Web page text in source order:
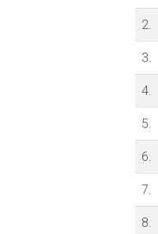
2.
3.
4.
5.
6.
7.
8.